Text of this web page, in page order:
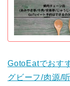
GotoEatでおす
グビーフ/肉源/